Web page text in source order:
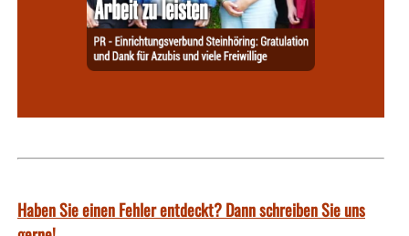
Haben Sie einen Fehler entdeckt? Dann schreiben Sie uns